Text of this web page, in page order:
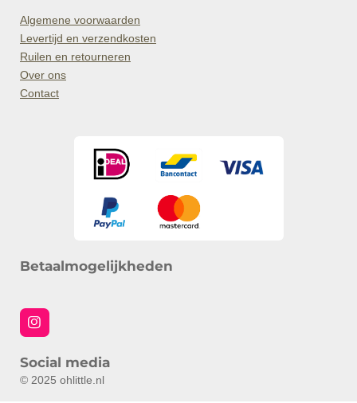
Algemene voorwaarden
Levertijd en verzendkosten
Ruilen en retourneren
Over ons
Contact
Betaalmogelijkheden
I
n
t
a
Social media
© 2025 ohlittle.nl